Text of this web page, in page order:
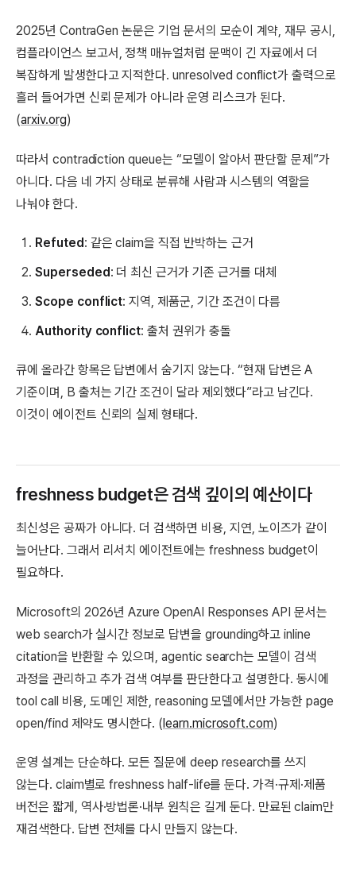
2025년 ContraGen 논문은 기업 문서의 모순이 계약, 재무 공시,
컴플라이언스 보고서, 정책 매뉴얼처럼 문맥이 긴 자료에서 더
복잡하게 발생한다고 지적한다. unresolved conflict가 출력으로
흘러 들어가면 신뢰 문제가 아니라 운영 리스크가 된다.
(arxiv.org)
따라서 contradiction queue는 “모델이 알아서 판단할 문제”가
아니다. 다음 네 가지 상태로 분류해 사람과 시스템의 역할을
나눠야 한다.
Refuted : 같은 claim을 직접 반박하는 근거
Superseded : 더 최신 근거가 기존 근거를 대체
Scope conflict: 지역, 제품군, 기간 조건이 다름
Authority conflict: 출처 권위가 충돌
큐에 올라간 항목은 답변에서 숨기지 않는다. “현재 답변은 A
기준이며, B 출처는 기간 조건이 달라 제외했다”라고 남긴다.
이것이 에이전트 신뢰의 실제 형태다.
freshness budget은 검색 깊이의 예산이다
최신성은 공짜가 아니다. 더 검색하면 비용, 지연, 노이즈가 같이
늘어난다. 그래서 리서치 에이전트에는 freshness budget이
필요하다.
Microsoft의 2026년 Azure OpenAI Responses API 문서는
web search가 실시간 정보로 답변을 grounding하고 inline
citation을 반환할 수 있으며, agentic search는 모델이 검색
과정을 관리하고 추가 검색 여부를 판단한다고 설명한다. 동시에
tool call 비용, 도메인 제한, reasoning 모델에서만 가능한 page
open/find 제약도 명시한다. (learn.microsoft.com)
운영 설계는 단순하다. 모든 질문에 deep research를 쓰지
않는다. claim별로 freshness half-life를 둔다. 가격·규제·제품
버전은 짧게, 역사·방법론·내부 원칙은 길게 둔다. 만료된 claim만
재검색한다. 답변 전체를 다시 만들지 않는다.